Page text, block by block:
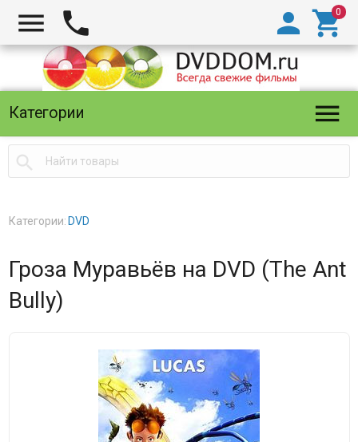
  

Категории 

Категории: DVD
Гроза Муравьёв на DVD (The Ant
Bully)